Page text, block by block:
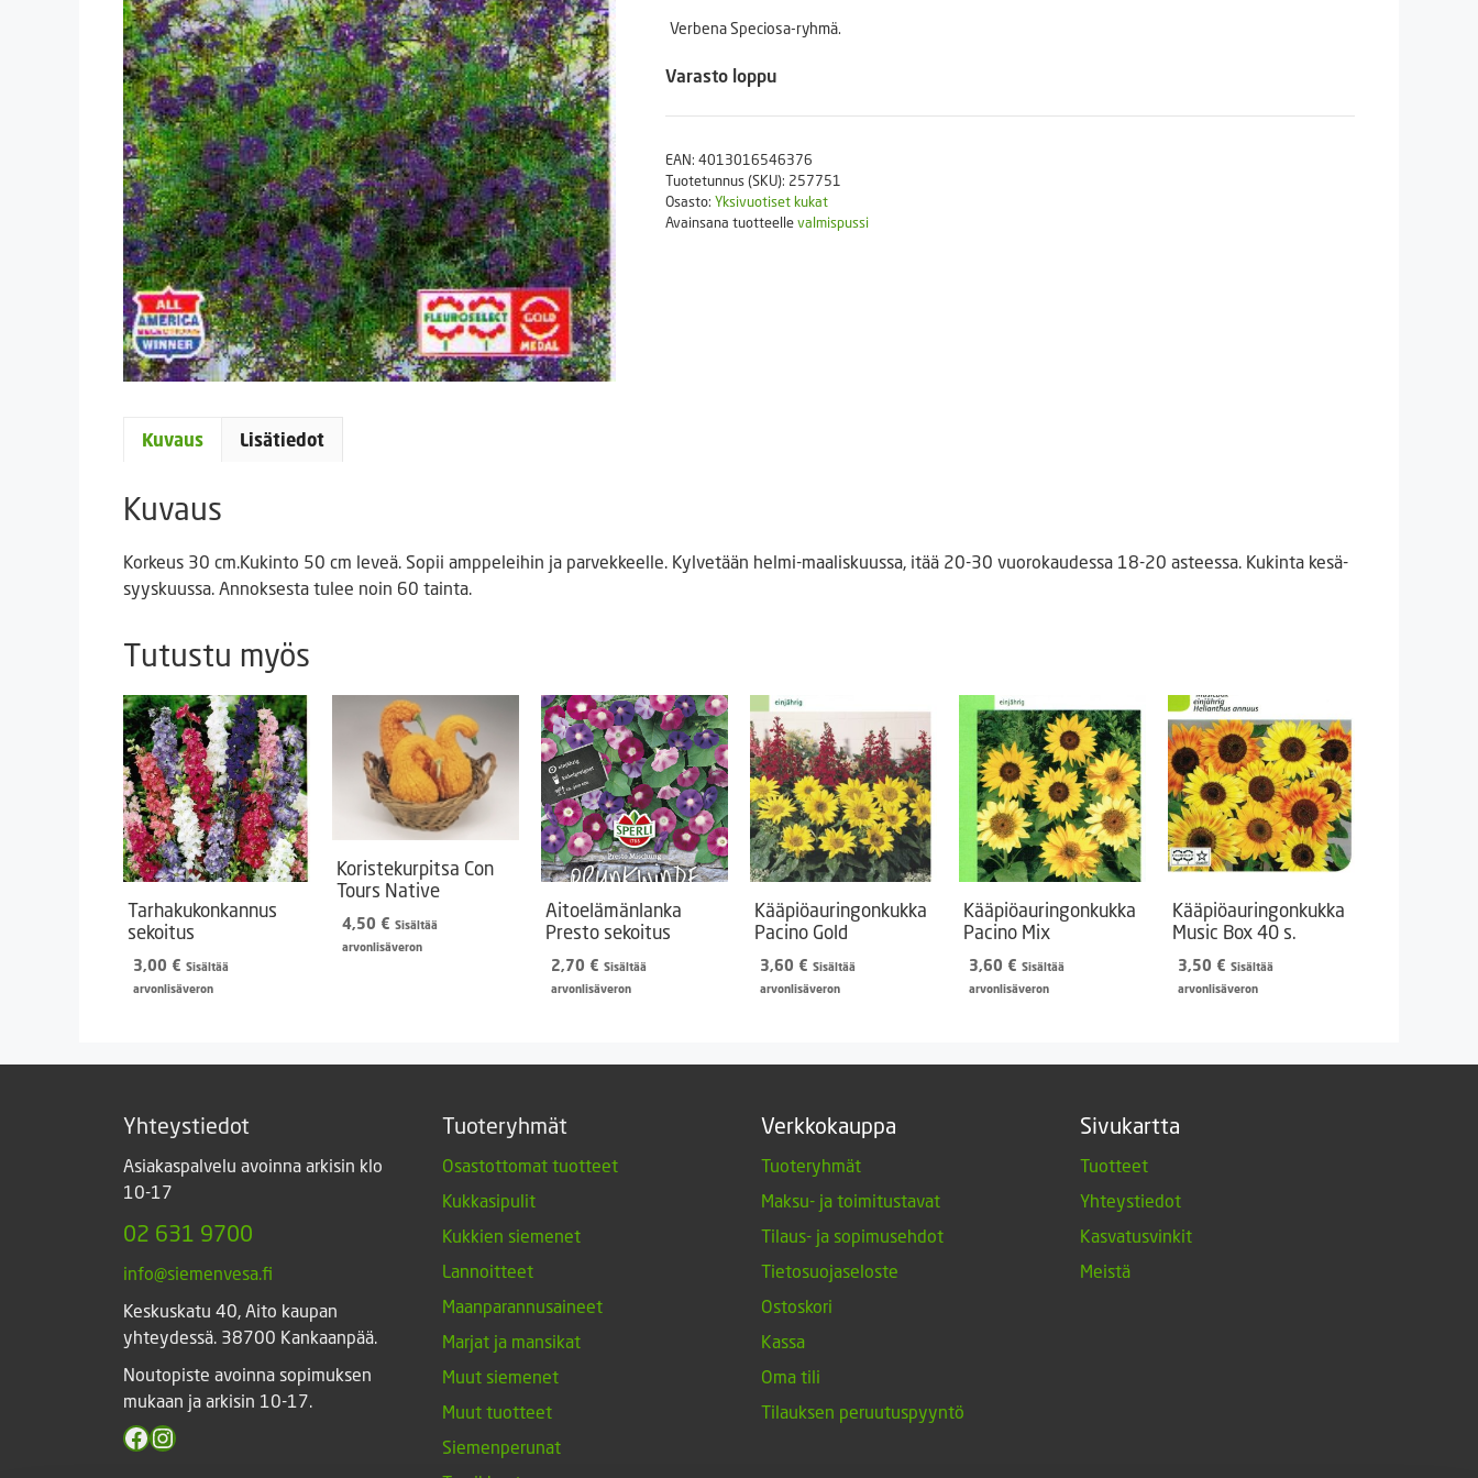
Askartelutarvikkeet
Verbena Speciosa-ryhmä.
Varasto loppu
EAN: 4013016546376
Tuotetunnus (SKU): 257751
Osasto: Yksivuotiset kukat
Avainsana tuotteellevalmispussi
Kuvaus Lisätiedot
Kuvaus
Korkeus 30 cm.Kukinto 50 cm leveä. Sopii amppeleihin ja parvekkeelle. Kylvetään helmi-maaliskuussa, itää 20-30 vuorokaudessa 18-20 asteessa. Kukinta kesä-
syyskuussa. Annoksesta tulee noin 60 tainta.
Tutustu myös
Tarhakukonkannus
sekoitus
3,00 € Sisältää
arvonlisäveron
Koristekurpitsa Con
Tours Native
4,50 € Sisältää
arvonlisäveron
Aitoelämänlanka
Presto sekoitus
2,70 € Sisältää
arvonlisäveron
Kääpiöauringonkukka
Pacino Gold
3,60 € Sisältää
arvonlisäveron
Kääpiöauringonkukka
Pacino Mix
3,60 € Sisältää
arvonlisäveron
Kääpiöauringonkukka
Music Box 40 s.
3,50 € Sisältää
arvonlisäveron
Yhteystiedot
Asiakaspalvelu avoinna arkisin klo
10-17
02 631 9700
info@siemenvesa.fi
Keskuskatu 40, Aito kaupan
yhteydessä. 38700 Kankaanpää.
Noutopiste avoinna sopimuksen
mukaan ja arkisin 10-17.
Facebook
Instagram
Tuoteryhmät
Osastottomat tuotteet
Kukkasipulit
Kukkien siemenet
Lannoitteet
Maanparannusaineet
Marjat ja mansikat
Muut siemenet
Muut tuotteet
Siemenperunat
Verkkokauppa
Tuoteryhmät
Maksu- ja toimitustavat
Tilaus- ja sopimusehdot
Tietosuojaseloste
Ostoskori
Kassa
Oma tili
Tilauksen peruutuspyyntö
Sivukartta
Tuotteet
Yhteystiedot
Kasvatusvinkit
Meistä